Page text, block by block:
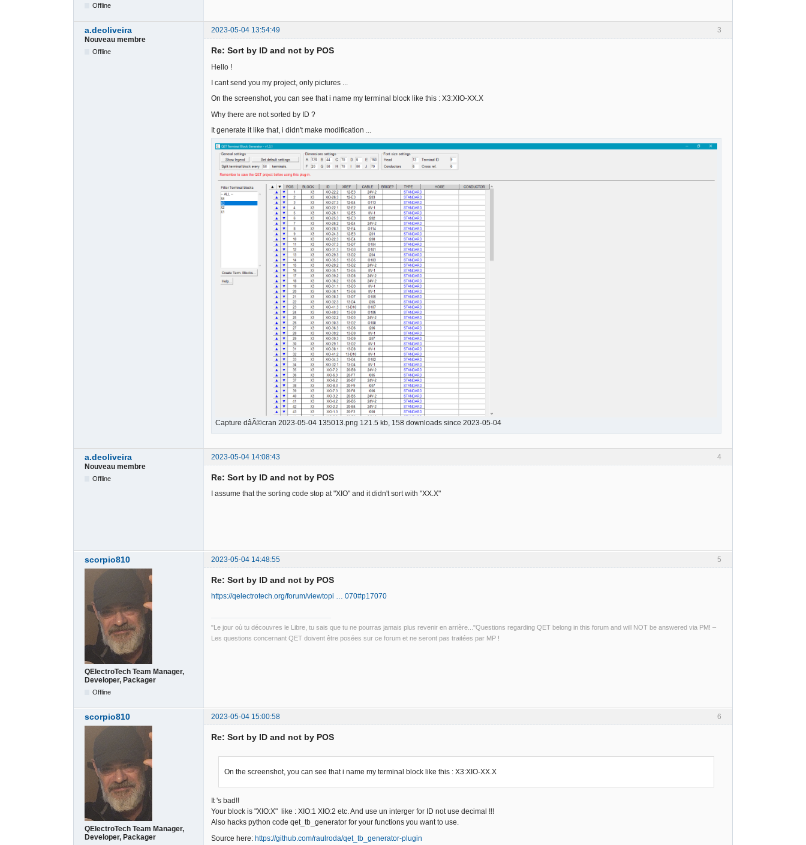
Offline
3
a.deoliveira
2023-05-04 13:54:49
Nouveau membre
Offline Re: Sort by ID and not by POS
Hello !
I cant send you my project, only pictures ...
On the screenshot, you can see that i name my terminal block like this : X3:XIO-XX.X
Why there are not sorted by ID ?
It generate it like that, i didn't make modification ...
Capture dâÃ©cran 2023-05-04 135013.png 121.5 kb, 158 downloads since 2023-05-04
4
a.deoliveira
2023-05-04 14:08:43
Nouveau membre
Offline Re: Sort by ID and not by POS
I assume that the sorting code stop at "XIO" and it didn't sort with "XX.X"
5
scorpio810 2023-05-04 14:48:55
QElectroTech Team Manager,
Developer, Packager
Offline
Re: Sort by ID and not by POS
https://qelectrotech.org/forum/viewtopi … 070#p17070
"Le jour où tu découvres le Libre, tu sais que tu ne pourras jamais plus revenir en arrière..."Questions regarding QET belong in this forum and will NOT be answered via PM! –
Les questions concernant QET doivent être posées sur ce forum et ne seront pas traitées par MP !
6
scorpio810 2023-05-04 15:00:58
QElectroTech Team Manager,
Developer, Packager
Re: Sort by ID and not by POS
On the screenshot, you can see that i name my terminal block like this : X3:XIO-XX.X
It 's bad!!
Your block is "XIO:X" like : XIO:1 XIO:2 etc. And use un interger for ID not use decimal !!!
Also hacks python code qet_tb_generator for your functions you want to use.
Source here: https://github.com/raulroda/qet_tb_generator-plugin